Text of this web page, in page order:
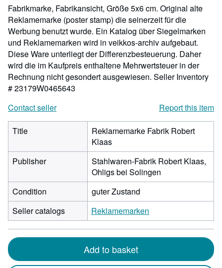
Fabrikmarke, Fabrikansicht, Größe 5x6 cm. Original alte
Reklamemarke (poster stamp) die seinerzeit für die
Werbung benutzt wurde. Ein Katalog über Siegelmarken
und Reklamemarken wird in veikkos-archiv aufgebaut.
Diese Ware unterliegt der Differenzbesteuerung. Daher
wird die im Kaufpreis enthaltene Mehrwertsteuer in der
Rechnung nicht gesondert ausgewiesen. Seller Inventory
# 23179W0465643
Contact seller
Report this item
Title
Reklamemarke Fabrik Robert
Klaas
Publisher
Stahlwaren-Fabrik Robert Klaas,
Ohligs bei Solingen
Condition
guter Zustand
Seller catalogs
Reklamemarken
Add to basket